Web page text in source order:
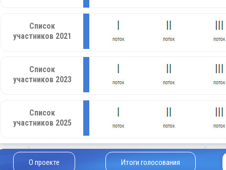
Список
участников 2021
Список
участников 2023
Список
участников 2025
О проекте Итоги голосования